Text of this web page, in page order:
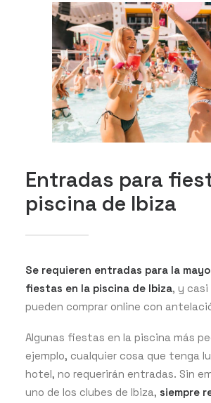
Entradas para
piscina de Ibiza
Se requieren entradas para la
fiestas en la piscina de Ibiza, y casi
pueden comprar online con
Algunas fiestas en la piscina más
ejemplo, cualquier cosa que tenga
hotel, no requerirán entradas. Sin
uno de los clubes de Ibiza, siempre